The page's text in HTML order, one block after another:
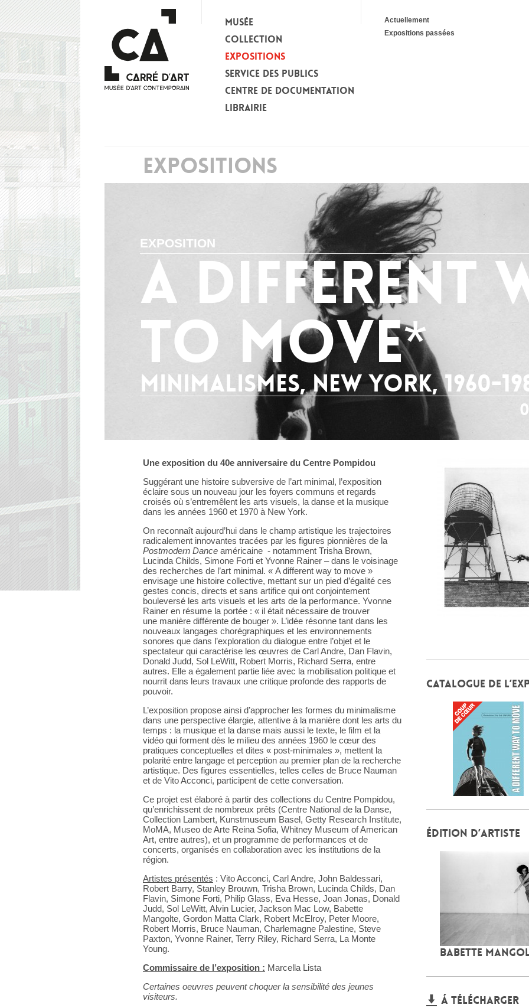
MUSÉE
COLLECTION
EXPOSITIONS
Actuellement
Expositions passées
SERVICE DES PUBLICS
CENTRE DE DOCUMENTATION
LIBRAIRIE
EXPOSITIONS
EXPOSITION
A different
to move*
Minimalismes, New York, 1960-
Une exposition du 40e anniversaire du Centre Pompidou
Suggérant une histoire subversive de l’art minimal, l’exposition
éclaire sous un nouveau jour les foyers communs et regards
croisés où s’entremêlent les arts visuels, la danse et la musique
dans les années 1960 et 1970 à New York.
On reconnaît aujourd’hui dans le champ artistique les trajectoires
radicalement innovantes tracées par les figures pionnières de la
Postmodern Dance américaine - notamment Trisha Brown,
Lucinda Childs, Simone Forti et Yvonne Rainer – dans le voisinage
des recherches de l’art minimal. « A different way to move »
envisage une histoire collective, mettant sur un pied d’égalité ces
gestes concis, directs et sans artifice qui ont conjointement
bouleversé les arts visuels et les arts de la performance. Yvonne
Rainer en résume la portée : « il était nécessaire de trouver
une manière différente de bouger ». L’idée résonne tant dans les
nouveaux langages chorégraphiques et les environnements
sonores que dans l’exploration du dialogue entre l’objet et le
spectateur qui caractérise les œuvres de Carl Andre, Dan Flavin,
Donald Judd, Sol LeWitt, Robert Morris, Richard Serra, entre
autres. Elle a également partie liée avec la mobilisation politique et
nourrit dans leurs travaux une critique profonde des rapports de
pouvoir.
L’exposition propose ainsi d’approcher les formes du minimalisme
dans une perspective élargie, attentive à la manière dont les arts du
temps : la musique et la danse mais aussi le texte, le film et la
vidéo qui forment dès le milieu des années 1960 le cœur des
pratiques conceptuelles et dites « post-minimales », mettent la
polarité entre langage et perception au premier plan de la recherche
artistique. Des figures essentielles, telles celles de Bruce Nauman
et de Vito Acconci, participent de cette conversation.
Ce projet est élaboré à partir des collections du Centre Pompidou,
qu’enrichissent de nombreux prêts (Centre National de la Danse,
Collection Lambert, Kunstmuseum Basel, Getty Research Institute,
MoMA, Museo de Arte Reina Sofia, Whitney Museum of American
Art, entre autres), et un programme de performances et de
concerts, organisés en collaboration avec les institutions de la
région.
Artistes présentés : Vito Acconci, Carl Andre, John Baldessari,
Robert Barry, Stanley Brouwn, Trisha Brown, Lucinda Childs, Dan
Flavin, Simone Forti, Philip Glass, Eva Hesse, Joan Jonas, Donald
Judd, Sol LeWitt, Alvin Lucier, Jackson Mac Low, Babette
Mangolte, Gordon Matta Clark, Robert McElroy, Peter Moore,
Robert Morris, Bruce Nauman, Charlemagne Palestine, Steve
Paxton, Yvonne Rainer, Terry Riley, Richard Serra, La Monte
Young.
Commissaire de l’exposition : Marcella Lista
Certaines oeuvres peuvent choquer la sensibilité des jeunes
visiteurs.
CATALOGUE DE
ÉDITION D’ARTISTE
BABETTE
Á TÉLÉCHARGER